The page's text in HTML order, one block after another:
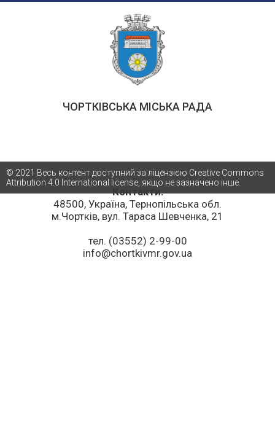
ЧОРТКІВСЬКА МІСЬКА РАДА
Контакти:
48500, Україна, Тернопільська обл.
м.Чортків, вул. Тараса Шевченка, 21
тел. (03552) 2-99-00
info@chortkivmr.gov.ua
© 2021 Весь контент доступний за ліцензією Creative Commons
Attribution 4.0 International license, якщо не зазначено інше.